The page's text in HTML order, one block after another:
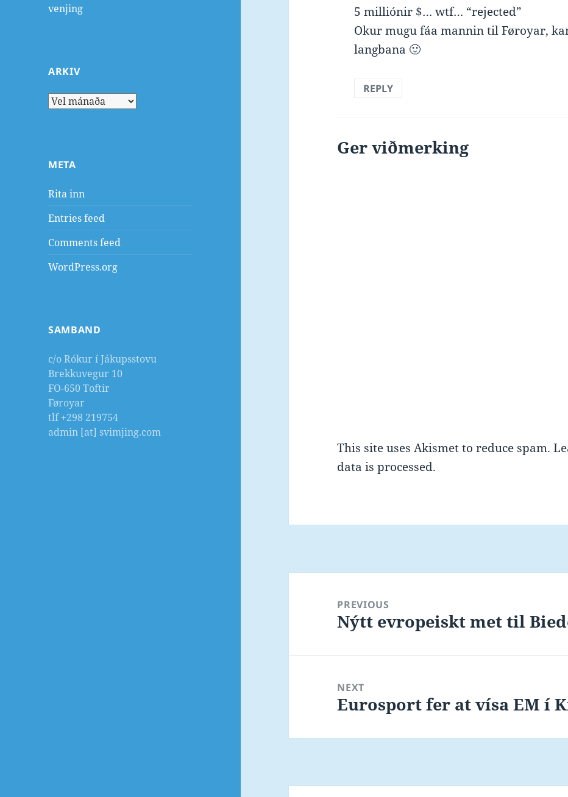
venjing
ARKIV
Arkiv
META
Rita inn
Entries feed
Comments feed
WordPress.org
SAMBAND
c/o Rókur í Jákupsstovu
Brekkuvegur 10
FO-650 Toftir
Føroyar
tlf +298 219754
admin [at] svimjing.com
5 milliónir $… wtf… “rejected”
Okur mugu fáa mannin til Føroyar,
langbana 🙂
REPLY
Ger viðmerking
This site uses Akismet to reduce spam.
data is processed.
navigationPREVIOUS
Previous
Nýtt evropeiskt met til
NEXT
Next
Eurosport fer at vísa EM í